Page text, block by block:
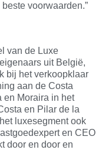
voorwaarden.”
van de Luxe
uit België,
bij het verkoopklaar
aan de Costa
en Moraira in het
en Pilar de la
luxesegment ook
en CEO
door en door en